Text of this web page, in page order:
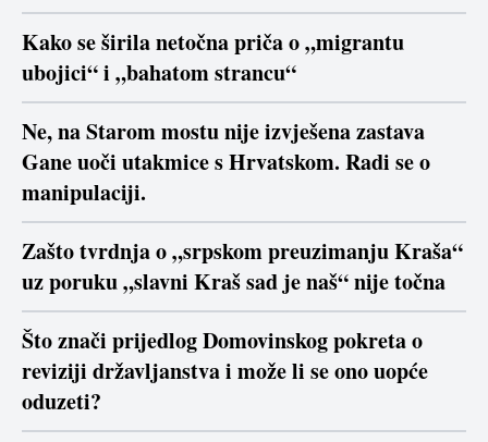
Kako se širila netočna priča o „migrantu
ubojici“ i „bahatom strancu“
Ne, na Starom mostu nije izvješena zastava
Gane uoči utakmice s Hrvatskom. Radi se o
manipulaciji.
Zašto tvrdnja o „srpskom preuzimanju Kraša“
uz poruku „slavni Kraš sad je naš“ nije točna
Što znači prijedlog Domovinskog pokreta o
reviziji državljanstva i može li se ono uopće
oduzeti?